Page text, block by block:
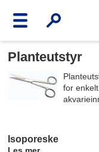
Planteutstyr
for
Isoporeske